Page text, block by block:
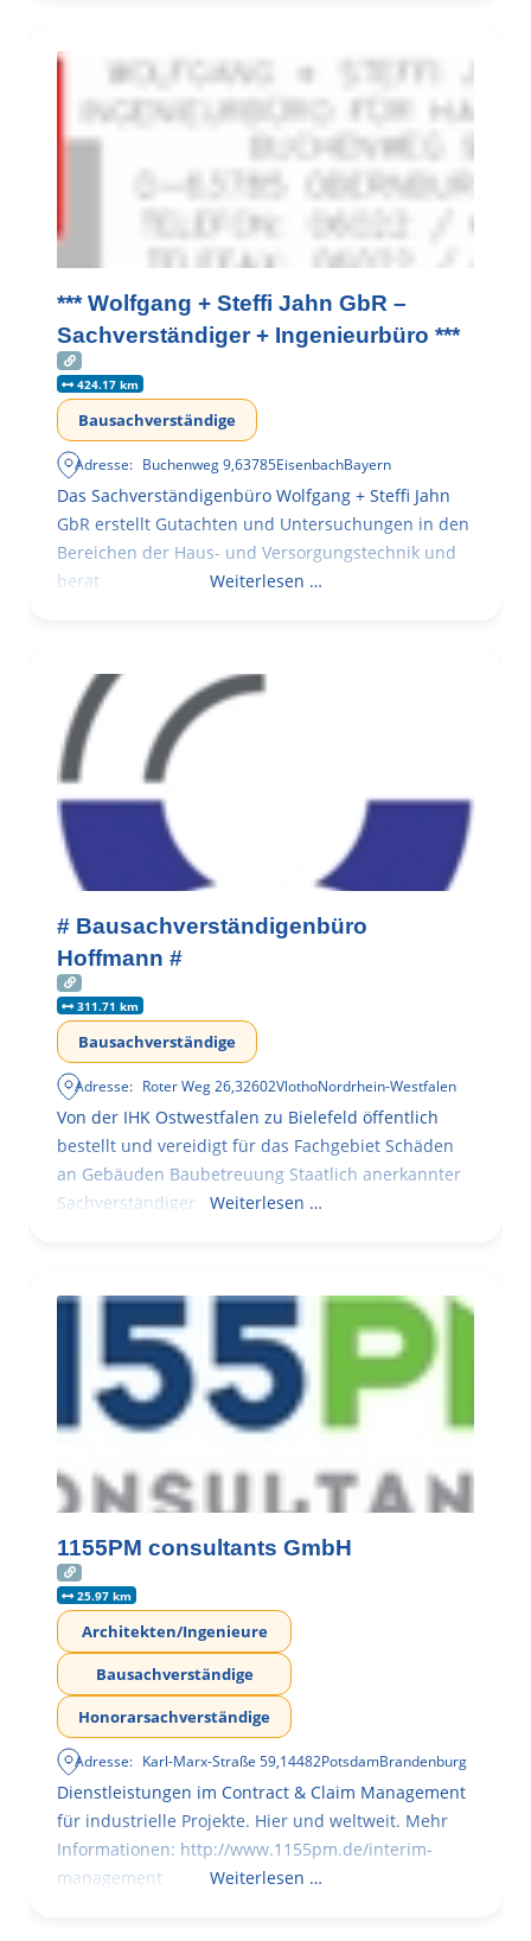
*** Wolfgang + Steffi Jahn GbR –
Sachverständiger + Ingenieurbüro ***
424.17 km
Bausachverständige
Adresse: Buchenweg 9,63785EisenbachBayern
Das Sachverständigenbüro Wolfgang + Steffi Jahn
GbR erstellt Gutachten und Untersuchungen in den
Bereichen der Haus- und Versorgungstechnik und
berät
Weiterlesen …
# Bausachverständigenbüro
Hoffmann #
311.71 km
Bausachverständige
Adresse: Roter Weg 26,32602VlothoNordrhein-Westfalen
Von der IHK Ostwestfalen zu Bielefeld öffentlich
bestellt und vereidigt für das Fachgebiet Schäden
an Gebäuden Baubetreuung Staatlich anerkannter
Sachverständiger
Weiterlesen …
1155PM consultants GmbH
25.97 km
Architekten/Ingenieure
Bausachverständige
Honorarsachverständige
Adresse: Karl-Marx-Straße 59,14482PotsdamBrandenburg
Dienstleistungen im Contract & Claim Management
für industrielle Projekte. Hier und weltweit. Mehr
Informationen: http://www.1155pm.de/interim-
management
Weiterlesen …